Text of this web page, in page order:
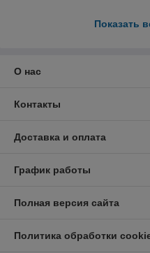
Показать
О нас
Контакты
Доставка и оплата
График работы
Полная версия сайта
Политика обработки